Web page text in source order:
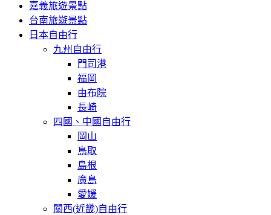
嘉義旅遊景點
台南旅遊景點
日本自由行
九州自由行
門司港
福岡
由布院
長崎
四國、中國自由行
岡山
鳥取
島根
廣島
愛媛
關西(近畿)自由行